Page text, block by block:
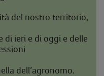
del nostro territorio,
di ieri e di oggi e delle
dell’agronomo.